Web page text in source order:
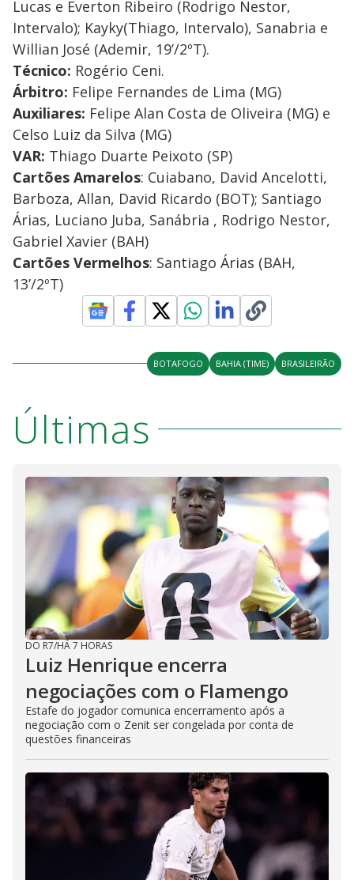
Lucas e Everton Ribeiro (Rodrigo Nestor,
Intervalo); Kayky(Thiago, Intervalo), Sanabria e
Willian José (Ademir, 19’/2ºT).
Técnico: Rogério Ceni.
Árbitro: Felipe Fernandes de Lima (MG)
Auxiliares: Felipe Alan Costa de Oliveira (MG) e
Celso Luiz da Silva (MG)
VAR: Thiago Duarte Peixoto (SP)
Cartões Amarelos: Cuiabano, David Ancelotti,
Barboza, Allan, David Ricardo (BOT); Santiago
Árias, Luciano Juba, Sanábria , Rodrigo Nestor,
Gabriel Xavier (BAH)
Cartões Vermelhos: Santiago Árias (BAH,
13’/2ºT)
BOTAFOGO BAHIA (TIME) BRASILEIRÃO
Últimas
DO R7/HÁ 7 HORAS
Luiz Henrique encerra
negociações com o Flamengo
Estafe do jogador comunica encerramento após a
negociação com o Zenit ser congelada por conta de
questões financeiras